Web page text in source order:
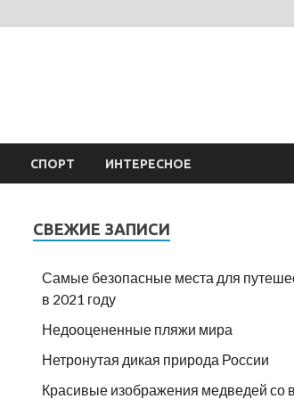
СПОРТ ИНТЕРЕСНОЕ
СВЕЖИЕ ЗАПИСИ
Самые безопасные места для
в 2021 году
Недооцененные пляжи мира
Нетронутая дикая природа России
Красивые изображения медведей со